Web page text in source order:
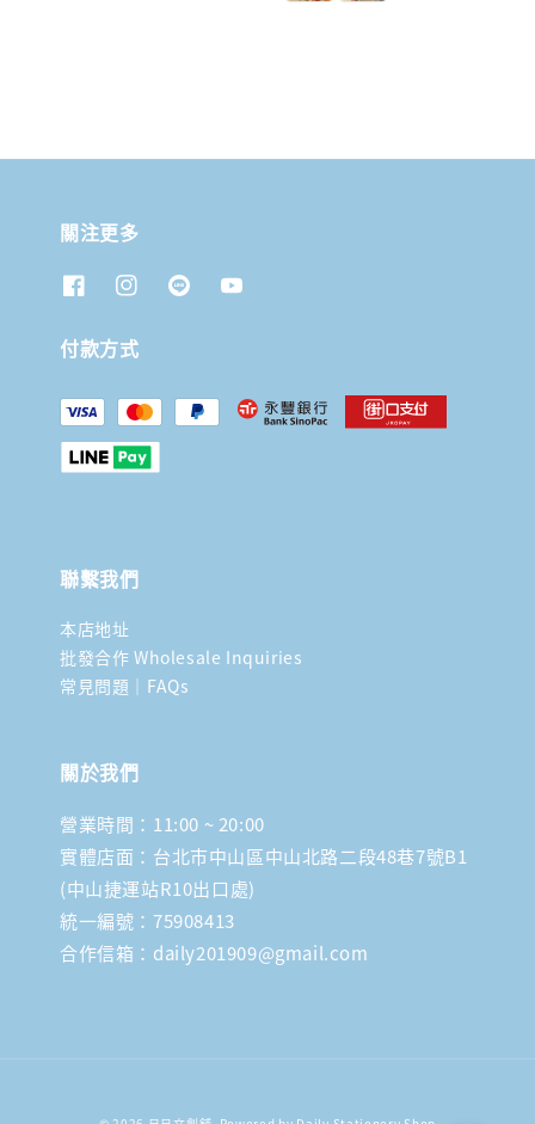
關注更多
付款方式
聯繫我們
本店地址
批發合作 Wholesale Inquiries
常見問題｜FAQs
關於我們
營業時間：11:00 ~ 20:00
實體店面：台北市中山區中山北路二段48巷7號B1
(中山捷運站R10出口處)
統一編號：75908413
合作信箱：daily201909@gmail.com